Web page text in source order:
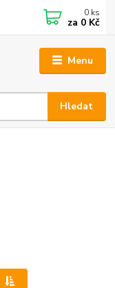
Menu
Hledat
0 ks
za 0 Kč